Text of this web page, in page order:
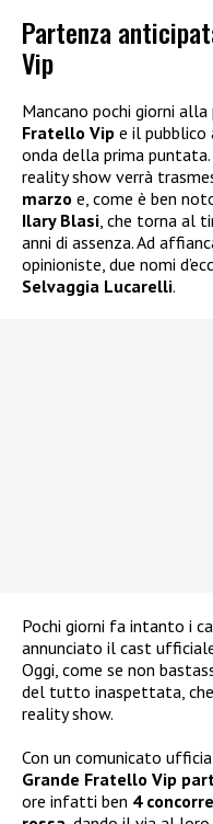
Partenza
Vip
Mancano pochi giorni
Fratello Vip e il pubblico
onda della prima
reality show verrà
marzo e, come è ben
Ilary Blasi, che torna al
anni di assenza. Ad
opinioniste, due nomi
Selvaggia Lucarelli.
Pochi giorni fa intanto i
annunciato il cast
Oggi, come se non
del tutto inaspettata,
reality show.
Con un comunicato
Grande Fratello Vip
ore infatti ben 4